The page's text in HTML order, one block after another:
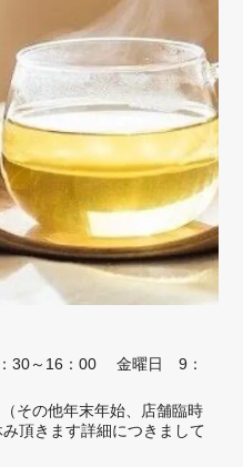
ざわざレビューして下さり
心より深く感謝申し上げま
も引き続きご愛顧を賜り
ぞ宜しくお願い申し上げ
山より
★国産無農薬★ よもぎ野草茶 20パック（送料無料）
想を下さりありがとうござ
らこそ、いつもよもじお
利用して下さり スタッフ
30～16：00 金曜日 9：
その他年末年始、店舗臨時
頂きます詳細につきまして